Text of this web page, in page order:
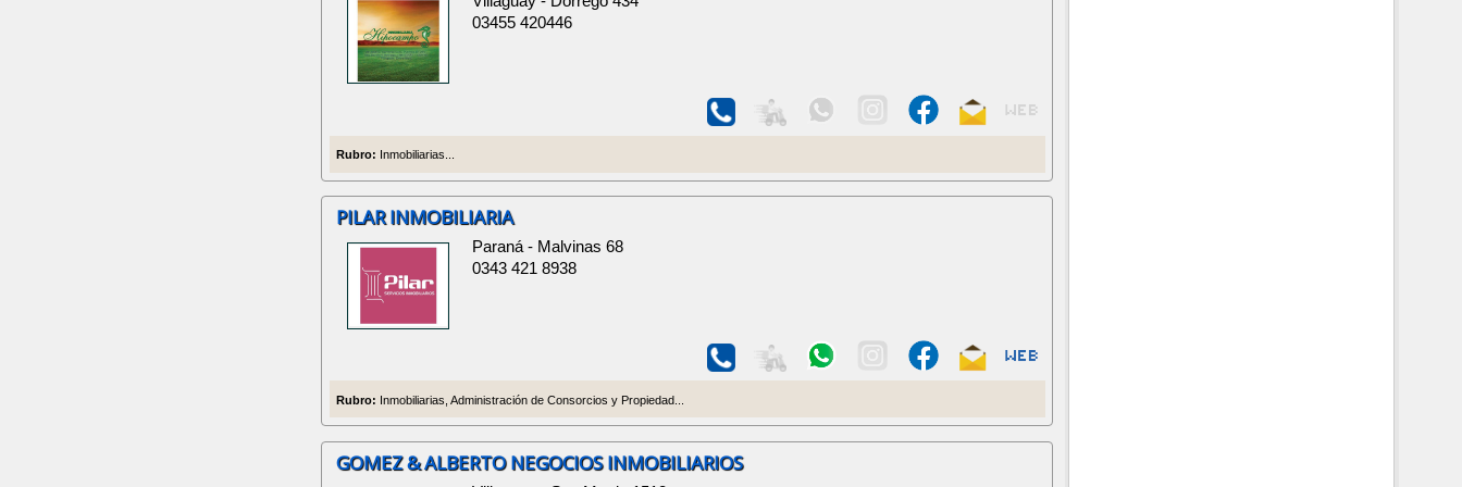
03455 420446
Rubro: Inmobiliarias...
PILAR INMOBILIARIA
Paraná - Malvinas 68
0343 421 8938
Rubro: Inmobiliarias, Administración de Consorcios y Propiedad...
GOMEZ & ALBERTO NEGOCIOS INMOBILIARIOS